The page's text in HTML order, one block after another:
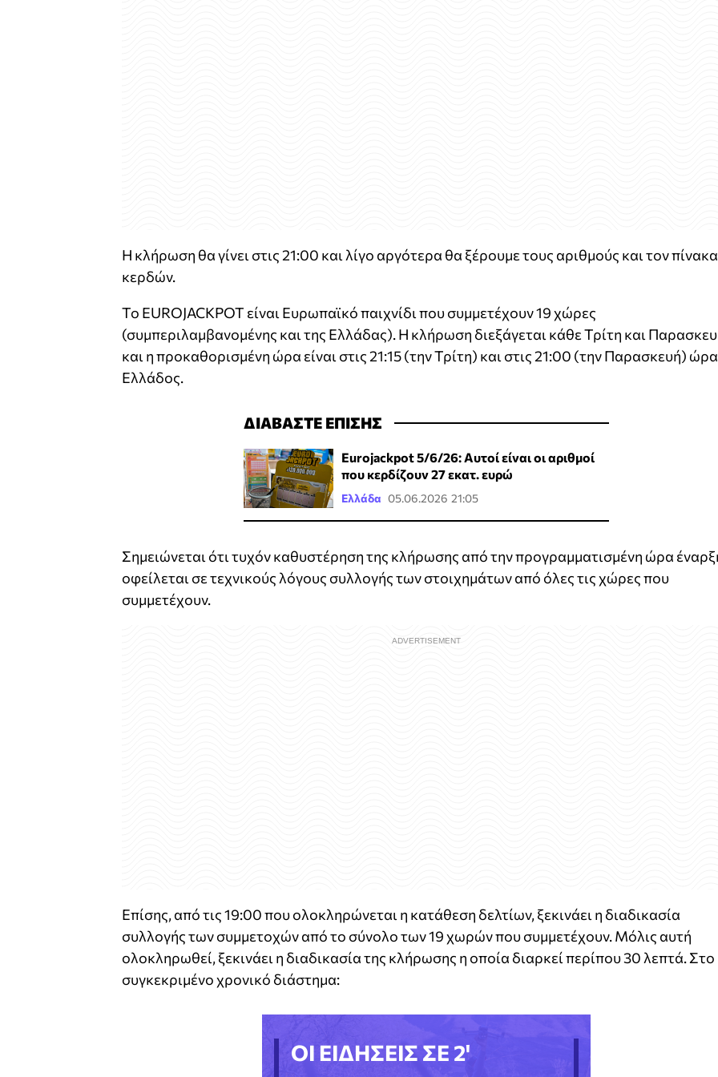
Η κλήρωση θα γίνει στις 21:00 και λίγο αργότερα θα ξέρουμε τους αριθμούς και τον πίνακα
κερδών.
Το EUROJACKPOT είναι Ευρωπαϊκό παιχνίδι που συμμετέχουν 19 χώρες
(συμπεριλαμβανομένης και της Ελλάδας). Η κλήρωση διεξάγεται κάθε Τρίτη και
και η προκαθορισμένη ώρα είναι στις 21:15 (την Τρίτη) και στις 21:00 (την Παρασκευή) ώρα
Ελλάδος.
ΔΙΑΒΑΣΤΕ ΕΠΙΣΗΣ
Eurojackpot 5/6/26: Αυτοί είναι οι αριθμοί
που κερδίζουν 27 εκατ. ευρώ
Ελλάδα 05.06.2026 21:05
Σημειώνεται ότι τυχόν καθυστέρηση της κλήρωσης από την προγραμματισμένη ώρα
οφείλεται σε τεχνικούς λόγους συλλογής των στοιχημάτων από όλες τις χώρες που
συμμετέχουν.
Επίσης, από τις 19:00 που ολοκληρώνεται η κατάθεση δελτίων, ξεκινάει η διαδικασία
συλλογής των συμμετοχών από το σύνολο των 19 χωρών που συμμετέχουν. Μόλις αυτή
ολοκληρωθεί, ξεκινάει η διαδικασία της κλήρωσης η οποία διαρκεί περίπου 30 λεπτά. Στο
συγκεκριμένο χρονικό διάστημα:
ΟΙ ΕΙΔΗΣΕΙΣ ΣΕ 2'